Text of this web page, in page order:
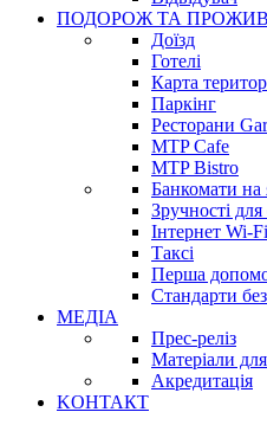
ПОДОРОЖ ТА
Доїзд
Готелі
Карта
Паркінг
Ресторани
MTP Cafe
MTP Bistro
Банкомати на
Зручності
Інтернет Wi-Fi
Таксі
Перша
Стандарти
МЕДІА
Прес-реліз
Матеріали
Акредитація
KОНТАКТ